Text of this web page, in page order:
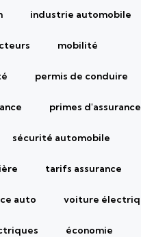
industrie automobile
mobilité
permis de conduire
primes d'assurance
sécurité automobile
tarifs assurance
auto voiture
économie